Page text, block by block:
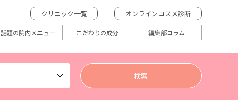
クリニック一覧 オンラインコスメ診断
話題の院内メニュー こだわりの成分 編集部コラム